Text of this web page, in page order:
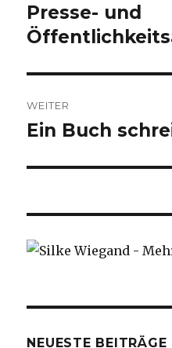
Vorheriger
Beitrag:
Presse- und
WEITER
Nächster
Ein Buch
NEUESTE BEITRÄGE